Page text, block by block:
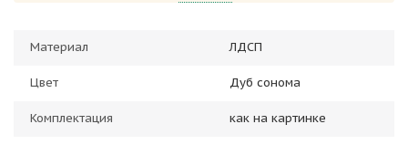
Материал ЛДСП
Цвет Дуб сонома
Комплектация как на картинке